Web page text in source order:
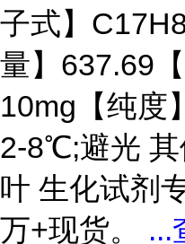
子式】
量】637.69
10mg【纯度
2-8℃;避光 其
叶 生化试剂
万+现货。 ...